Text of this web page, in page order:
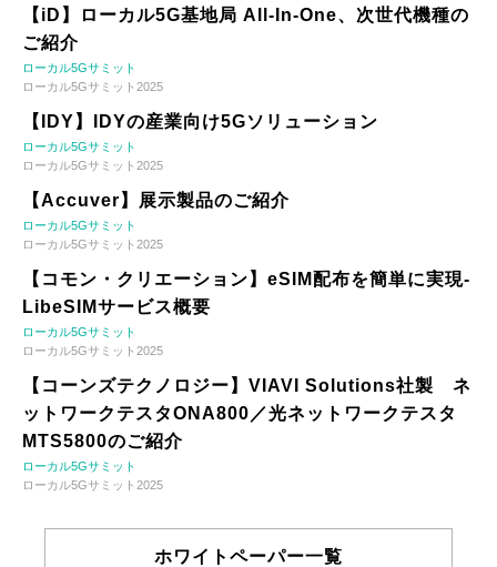
【iD】ローカル5G基地局 All-In-One、次世代機種の
ご紹介
ローカル5Gサミット
ローカル5Gサミット2025
【IDY】IDYの産業向け5Gソリューション
ローカル5Gサミット
ローカル5Gサミット2025
【Accuver】展示製品のご紹介
ローカル5Gサミット
ローカル5Gサミット2025
【コモン・クリエーション】eSIM配布を簡単に実現-
LibeSIMサービス概要
ローカル5Gサミット
ローカル5Gサミット2025
【コーンズテクノロジー】VIAVI Solutions社製 ネ
ットワークテスタONA800／光ネットワークテスタ
MTS5800のご紹介
ローカル5Gサミット
ローカル5Gサミット2025
ホワイトペーパー一覧